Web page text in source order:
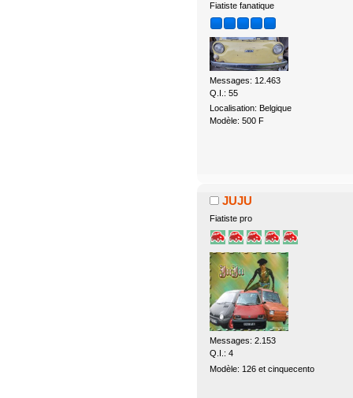
Fiatiste fanatique
Messages: 12.463
Q.I.: 55
Localisation: Belgique
Modèle: 500 F
JUJU
Fiatiste pro
Messages: 2.153
Q.I.: 4
Modèle: 126 et cinquecento